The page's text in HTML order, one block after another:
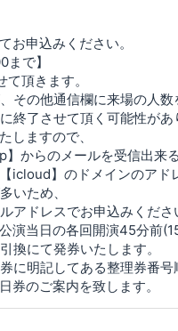
お申込みください。
まで】
頂きます。
その他通信欄に来場の人
終了させて頂く可能性があ
しますので、
】からのメールを受信出来
icloud】のドメインのアド
いため、
アドレスでお申込みくださ
演当日の各回開演45分前
換にて発券いたします。
に明記してある整理券番
のご案内を致します。